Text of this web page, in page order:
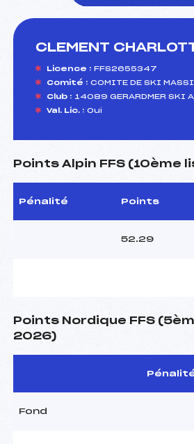
CLEMENT
Licence : FFS2655347
Comité : COMITE DE SKI
Club : 14089 GERARDMER SKI
Val. Lic. : Oui
Points Alpin FFS (10ème
Pénalité Points
52.29
Points Nordique FFS
2026)
Fond